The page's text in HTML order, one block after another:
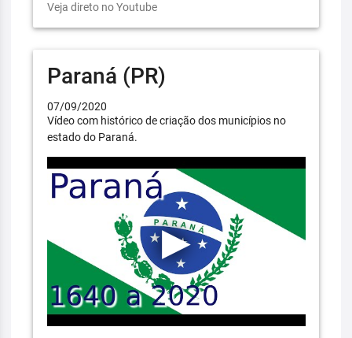
Veja direto no Youtube
Paraná (PR)
07/09/2020
Vídeo com histórico de criação dos municípios no
estado do Paraná.